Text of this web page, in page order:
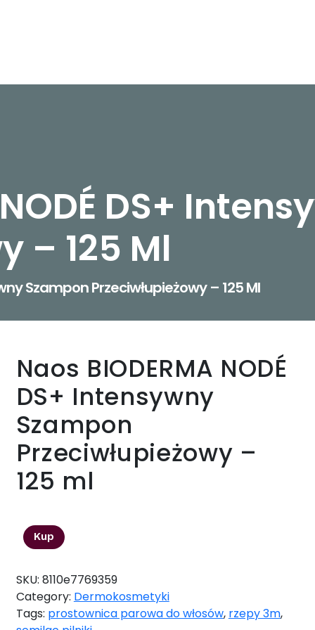
DS+
– 125 Ml
Szampon Przeciwłupieżowy – 125 Ml
Naos BIODERMA NODÉ
DS+ Intensywny
Szampon
Przeciwłupieżowy –
125 ml
Kup
SKU: 8110e7769359
Category: Dermokosmetyki
Tags: prostownica parowa do włosów, rzepy 3m,